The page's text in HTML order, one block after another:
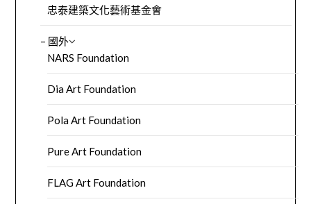
忠泰建築文化藝術基金會
– 國外
NARS Foundation
Dia Art Foundation
Pola Art Foundation
Pure Art Foundation
FLAG Art Foundation